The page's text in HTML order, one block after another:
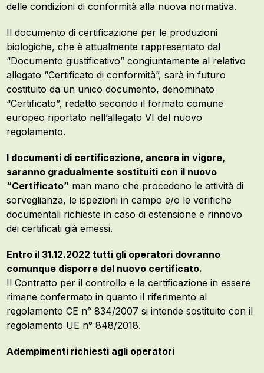
delle condizioni di conformità alla nuova normativa.
Il documento di certificazione per le produzioni
biologiche, che è attualmente rappresentato dal
“Documento giustificativo” congiuntamente al relativo
allegato “Certificato di conformità”, sarà in futuro
costituito da un unico documento, denominato
“Certificato”, redatto secondo il formato comune
europeo riportato nell’allegato VI del nuovo
regolamento.
I documenti di certificazione, ancora in vigore,
saranno gradualmente sostituiti con il nuovo
“Certificato” man mano che procedono le attività di
sorveglianza, le ispezioni in campo e/o le verifiche
documentali richieste in caso di estensione e rinnovo
dei certificati già emessi.
Entro il 31.12.2022 tutti gli operatori dovranno
comunque disporre del nuovo certificato.
Il Contratto per il controllo e la certificazione in essere
rimane confermato in quanto il riferimento al
regolamento CE n° 834/2007 si intende sostituito con il
regolamento UE n° 848/2018.
Adempimenti richiesti agli operatori